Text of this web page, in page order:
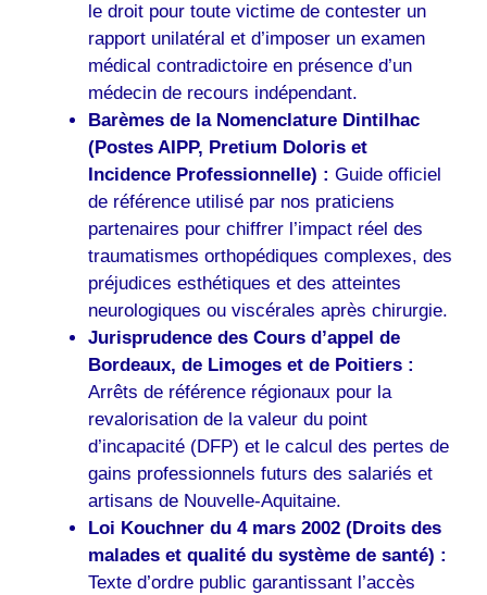
le droit pour toute victime de contester un
rapport unilatéral et d’imposer un examen
médical contradictoire en présence d’un
médecin de recours indépendant.
Barèmes de la Nomenclature Dintilhac
(Postes AIPP, Pretium Doloris et
Incidence Professionnelle) : Guide officiel
de référence utilisé par nos praticiens
partenaires pour chiffrer l’impact réel des
traumatismes orthopédiques complexes, des
préjudices esthétiques et des atteintes
neurologiques ou viscérales après chirurgie.
Jurisprudence des Cours d’appel de
Bordeaux, de Limoges et de Poitiers :
Arrêts de référence régionaux pour la
revalorisation de la valeur du point
d’incapacité (DFP) et le calcul des pertes de
gains professionnels futurs des salariés et
artisans de Nouvelle-Aquitaine.
Loi Kouchner du 4 mars 2002 (Droits des
malades et qualité du système de santé) :
Texte d’ordre public garantissant l’accès